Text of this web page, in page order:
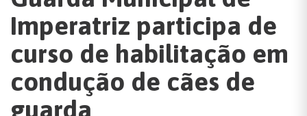
Imperatriz participa de
curso de habilitação em
condução de cães de
guarda